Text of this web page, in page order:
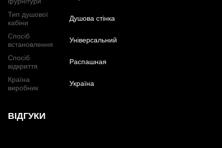
Тип душової
кабіни
Душова стінка
Спосіб
встановлення
Універсальний
Спосіб
відкриття
Распашная
Країна
виробник
Україна
ВІДГУКИ